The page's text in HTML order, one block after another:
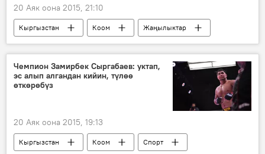
20 Аяк оона 2015, 21:10
Кыргызстан Коом
Жаңылыктар
Ош
Айтмамат Кадырбаев
жер тилкеси
эл
Чемпион Замирбек Сыргабаев: уктап,
эс алып алгандан кийин, түлөө
өткөрөбүз
20 Аяк оона 2015, 19:13
Кыргызстан Коом
Спорт